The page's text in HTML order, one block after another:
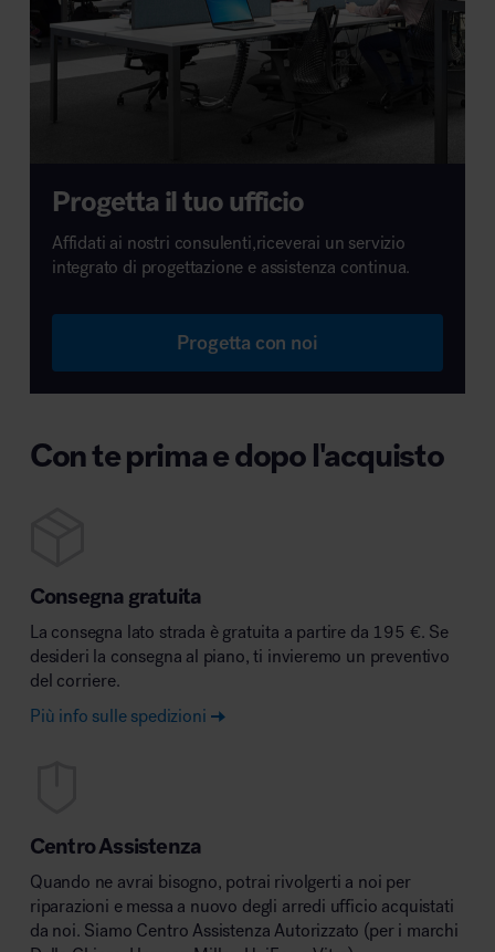
Progetta il tuo ufficio
Affidati ai nostri consulenti,riceverai un servizio
integrato di progettazione e assistenza continua.
Progetta con noi
Con te prima e dopo l'acquisto
Consegna gratuita
La consegna lato strada è gratuita a partire da 195 €. Se
desideri la consegna al piano, ti invieremo un preventivo
del corriere.
Più info sulle spedizioni
Centro Assistenza
Quando ne avrai bisogno, potrai rivolgerti a noi per
riparazioni e messa a nuovo degli arredi ufficio acquistati
da noi. Siamo Centro Assistenza Autorizzato (per i marchi